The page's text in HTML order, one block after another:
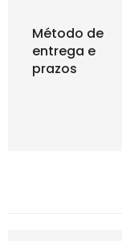
Método de
entrega e
prazos